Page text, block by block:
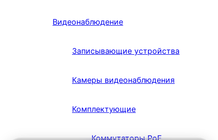
Видеонаблюдение
Записывающие устройства
Камеры видеонаблюдения
Комплектующие